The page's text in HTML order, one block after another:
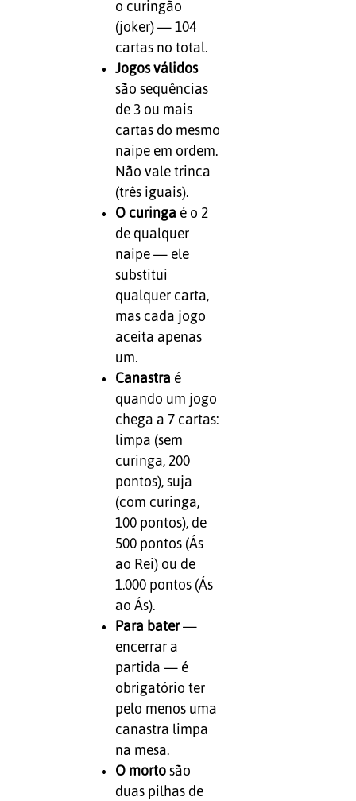
o curingão
(joker) — 104
cartas no total.
Jogos válidos
são sequências
de 3 ou mais
cartas do mesmo
naipe em ordem.
Não vale trinca
(três iguais).
O curinga é o 2
de qualquer
naipe — ele
substitui
qualquer carta,
mas cada jogo
aceita apenas
um.
Canastra é
quando um jogo
chega a 7 cartas:
limpa (sem
curinga, 200
pontos), suja
(com curinga,
100 pontos), de
500 pontos (Ás
ao Rei) ou de
1.000 pontos (Ás
ao Ás).
Para bater—
encerrar a
partida — é
obrigatório ter
pelo menos uma
canastra limpa
na mesa.
O mortosão
duas pilhas de